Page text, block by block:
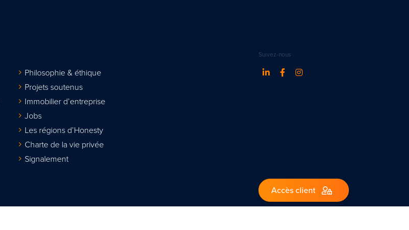
Philosophie & éthique
Projets soutenus
Immobilier d’entreprise
Jobs
Les régions d’Honesty
Charte de la vie privée
Signalement
Suivez-nous
Accès client